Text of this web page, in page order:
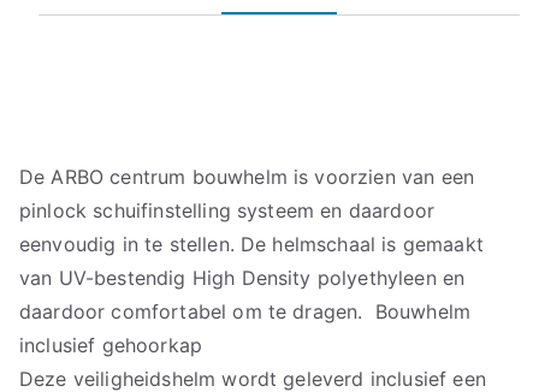
De ARBO centrum bouwhelm is voorzien van een
pinlock schuifinstelling systeem en daardoor
eenvoudig in te stellen. De helmschaal is gemaakt
van UV-bestendig High Density polyethyleen en
daardoor comfortabel om te dragen. Bouwhelm
inclusief gehoorkap
Deze veiligheidshelm wordt geleverd inclusief een